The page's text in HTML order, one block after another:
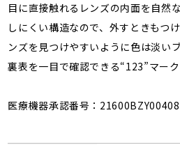
目に直接触れるレンズの内面を自然
しにくい構造なので、外すときもつ
ンズを見つけやすいように色は淡い
裏表を一目で確認できる“123”マーク
医療機器承認番号：